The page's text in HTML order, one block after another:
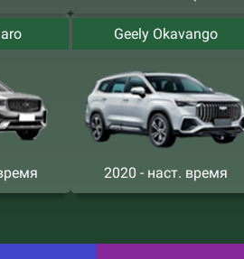
Geely Okavango
2020 - наст. время